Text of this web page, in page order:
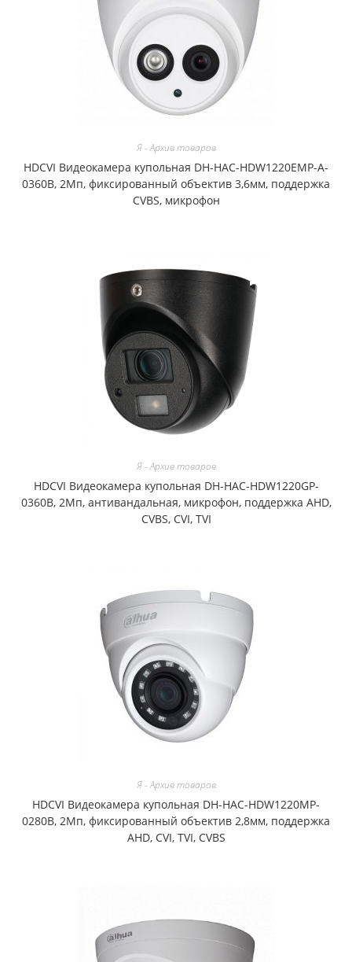
Я - Архив товаров
HDCVI Видеокамера купольная DH-HAC-HDW1220EMP-A-
0360B, 2Мп, фиксированный объектив 3,6мм, поддержка
CVBS, микрофон
Я - Архив товаров
HDCVI Видеокамера купольная DH-HAC-HDW1220GP-
0360B, 2Мп, антивандальная, микрофон, поддержка AHD,
CVBS, CVI, TVI
Я - Архив товаров
HDCVI Видеокамера купольная DH-HAC-HDW1220MP-
0280B, 2Мп, фиксированный объектив 2,8мм, поддержка
AHD, CVI, TVI, CVBS